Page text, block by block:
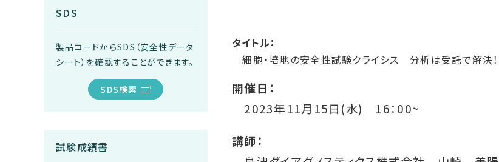
タイトル：
細胞・培地の安全性試験クライシス 分析は受託で解決！
開催日：
2023年11月15日(水) 16：00~
講師：
SDS
製品コードからSDS（安全性データ
シート）を確認することができます。
SDS検索
試験成績書